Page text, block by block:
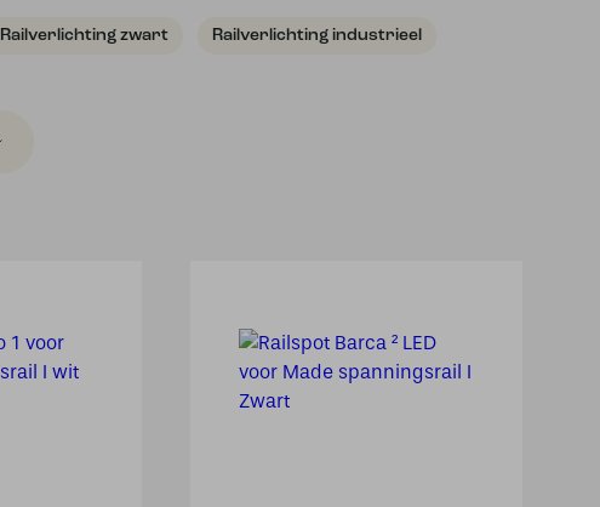
Railverlichting zwart Railverlichting industrieel